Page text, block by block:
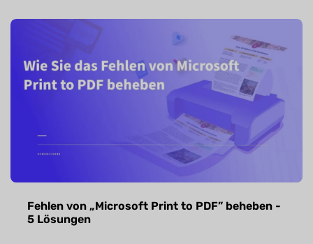
Fehlen von „Microsoft Print to PDF” beheben -
5 Lösungen